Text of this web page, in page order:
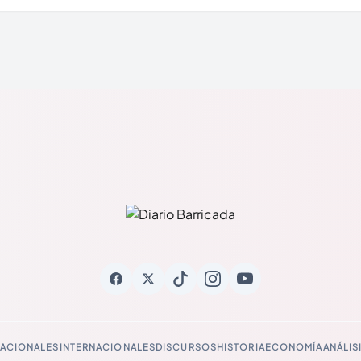
INTERNACIONALESDISCURSOSHISTORIAECONOMÍA